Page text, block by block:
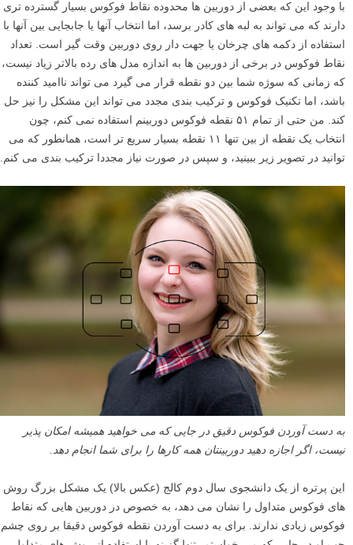
اگر مجبور بودم فقط به نقاط فوکوس دوربینم متکی باشم، نمی توانستم
عکسی که می خواستم را بگیرم. با این حال، تکنیک فوکوس و ترکیب بندی
مجدد یک راه حل آسان ارائه داد. تنها کاری که باید انجام می دادم این بود که
بر روی قرقره بالایی فوکوس کنم، آن را با یک دکمه بر روی دوربینم قفل
کنم، و سپس تنها با کمی پایین آوردن میدان دید دوربینم عکس را مجددا
ترکیب بندی کنم. با استفاده از این روش من تصویری که می خواستم را به
دست آوردم، و از تصویر نهایی راضی هستم.
با وجود این که بعضی از دوربین ها محدوده نقاط فوکوس بسیار گسترده تری
دارند که می تواند به لبه های کادر برسد، اما انتخاب آنها یا جابجایی بین آنها با
استفاده از دکمه های چرخان یا جهت دار روی دوربین وقت گیر است. تعداد
نقاط فوکوس در برخی از دوربین ها به اندازه مدل های رده بالاتر زیاد نیست،
که زمانی که سوژه شما بین دو نقطه قرار می گیرد می تواند ناامید کننده
باشد، اما تکنیک فوکوس و ترکیب بندی مجدد می تواند این مشکل را نیز حل
کند. من حتی از تمام ۵۱ نقطه فوکوس دوربینم استفاده نمی کنم، چون
انتخاب یک نقطه از بین تنها ۱۱ نقطه بسیار سریع تر است، همانطور که می
توانید در تصویر زیر ببینید، و سپس در صورت نیاز مجددا ترکیب بندی می کنم.